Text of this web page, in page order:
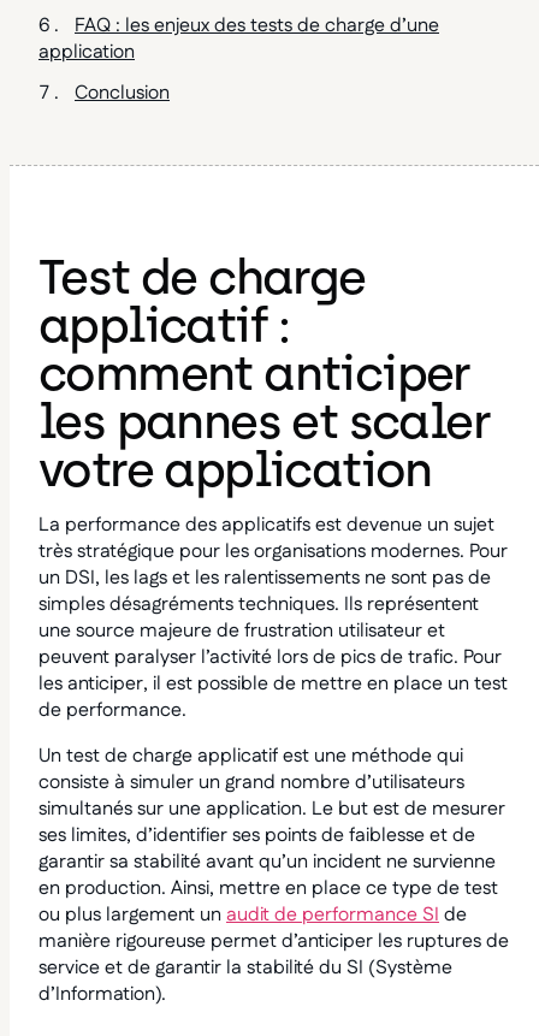
FAQ : les enjeux des tests de charge d’une
application
Conclusion
Test de charge
applicatif :
comment anticiper
les pannes et scaler
votre application
La performance des applicatifs est devenue un sujet
très stratégique pour les organisations modernes. Pour
un DSI, les lags et les ralentissements ne sont pas de
simples désagréments techniques. Ils représentent
une source majeure de frustration utilisateur et
peuvent paralyser l’activité lors de pics de trafic. Pour
les anticiper, il est possible de mettre en place un test
de performance.
Un test de charge applicatif est une méthode qui
consiste à simuler un grand nombre d’utilisateurs
simultanés sur une application. Le but est de mesurer
ses limites, d’identifier ses points de faiblesse et de
garantir sa stabilité avant qu’un incident ne survienne
en production. Ainsi, mettre en place ce type de test
ou plus largement un audit de performance SIde
manière rigoureuse permet d’anticiper les ruptures de
service et de garantir la stabilité du SI (Système
d’Information).